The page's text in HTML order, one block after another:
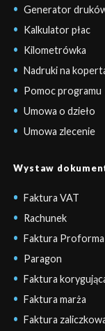
Generator
Kalkulator płac
Kilometrówka
Nadruki na
Pomoc programu
Umowa o dzieło
Umowa zlecenie
Wystaw
Faktura VAT
Rachunek
Faktura Proforma
Paragon
Faktura
Faktura marża
Faktura